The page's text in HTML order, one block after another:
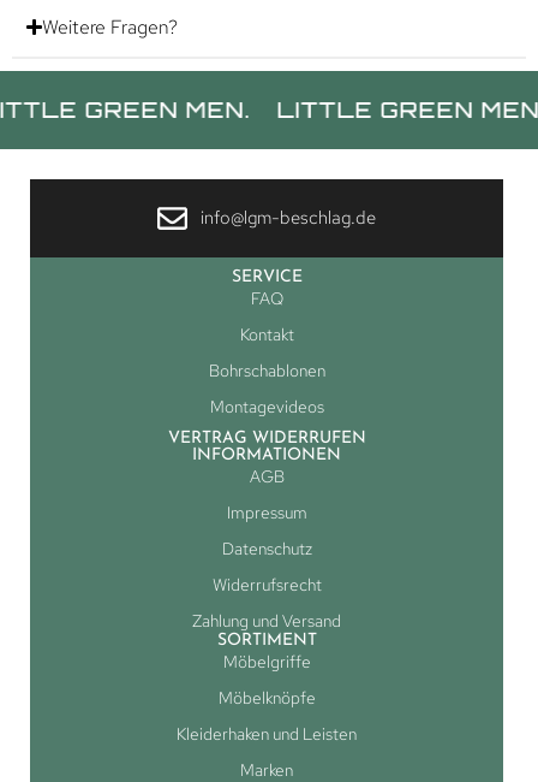
Weitere Fragen?
MEN. LITTLE GREEN MEN.
info@lgm-beschlag.de
SERVICE
FAQ
Kontakt
Bohrschablonen
Montagevideos
VERTRAG WIDERRUFEN
INFORMATIONEN
AGB
Impressum
Datenschutz
Widerrufsrecht
Zahlung und Versand
SORTIMENT
Möbelgriffe
Möbelknöpfe
Kleiderhaken und Leisten
Marken